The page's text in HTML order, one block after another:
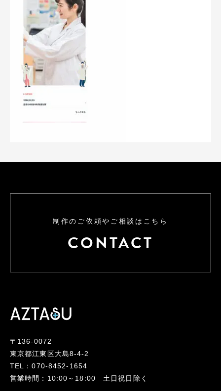
制作のご依頼やご相談はこちら
CONTACT
〒136-0072
東京都江東区大島8-4-2
TEL：070-8452-1654
営業時間：10:00～18:00 土日祝日除く